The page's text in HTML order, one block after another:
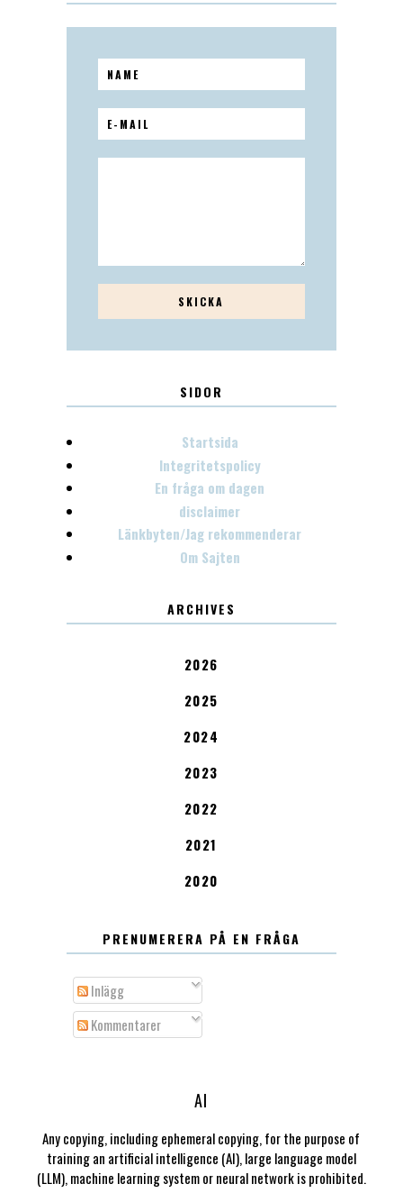
SIDOR
Startsida
Integritetspolicy
En fråga om dagen
disclaimer
Länkbyten/Jag rekommenderar
Om Sajten
ARCHIVES
2026
2025
2024
2023
2022
2021
2020
PRENUMERERA PÅ EN FRÅGA
Inlägg
Kommentarer
AI
Any copying, including ephemeral copying, for the purpose of
training an artificial intelligence (AI), large language model
(LLM), machine learning system or neural network is prohibited.